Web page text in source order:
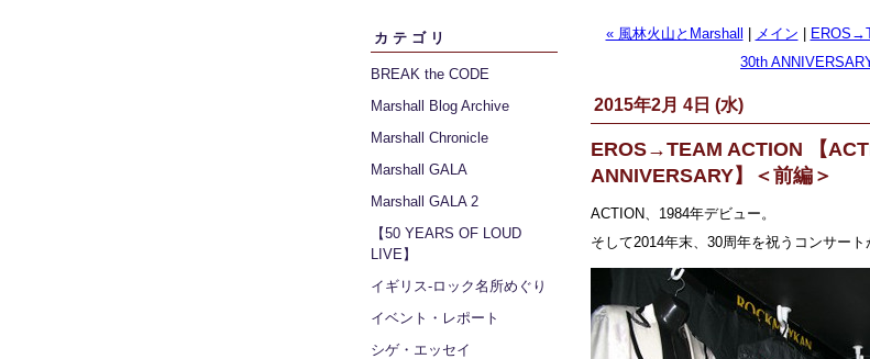
カテゴリ
BREAK the CODE
Marshall Blog Archive
Marshall Chronicle
Marshall GALA
Marshall GALA 2
【50 YEARS OF LOUD
LIVE】
イギリス‐ロック名所めぐり
イベント・レポート
シゲ・エッセイ
« 風林火山とMarshall メイン
30th
2015年2月 4日 (水)
EROS→TEAM ACTION 【
ANNIVERSARY】＜前編＞
ACTION、1984年デビュー。
そして2014年末、30周年を祝うコンサート